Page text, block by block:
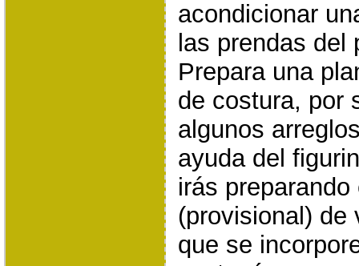
acondicionar
las prendas
Prepara una
de costura, por
algunos
ayuda del
irás
(provisional) de
que se